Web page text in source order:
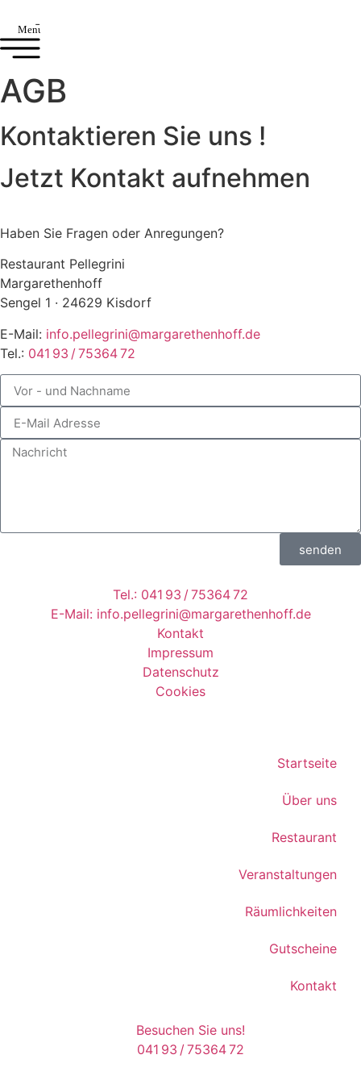
Menu
AGB
Kontaktieren Sie uns !
Jetzt Kontakt aufnehmen
Haben Sie Fragen oder Anregungen?
Restaurant Pellegrini
Margarethenhoff
Sengel 1 · 24629 Kisdorf
E-Mail: info.pellegrini@margarethenhoff.de
Tel.: 041 93 / 75364 72
senden
Tel.: 041 93 / 75364 72
E-Mail: info.pellegrini@margarethenhoff.de
Kontakt
Impressum
Datenschutz
Cookies
Startseite
Über uns
Restaurant
Veranstaltungen
Räumlichkeiten
Gutscheine
Kontakt
Besuchen Sie uns!
041 93 / 75364 72